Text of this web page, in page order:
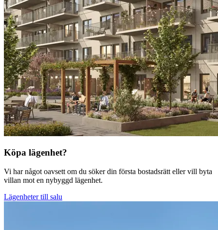
Köpa lägenhet?
Vi har något oavsett om du söker din första bostadsrätt eller vill byta
villan mot en nybyggd lägenhet.
Lägenheter till salu